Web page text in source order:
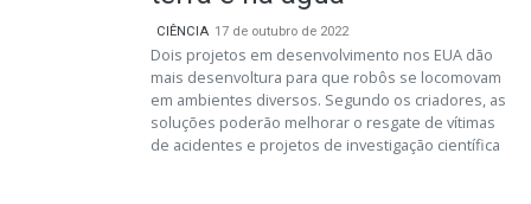
CIÊNCIA 17 de outubro de 2022
Dois projetos em desenvolvimento nos EUA dão
mais desenvoltura para que robôs se locomovam
em ambientes diversos. Segundo os criadores, as
soluções poderão melhorar o resgate de vítimas
de acidentes e projetos de investigação científica